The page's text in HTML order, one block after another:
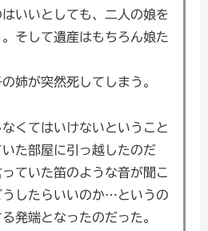
いいとしても、二人の娘を
そして遺産はもちろん娘た
姉が突然死してしまう。
くてはいけないということ
た部屋に引っ越したのだ
ていた笛のような音が聞こ
うしたらいいのか…というの
発端となったのだった。